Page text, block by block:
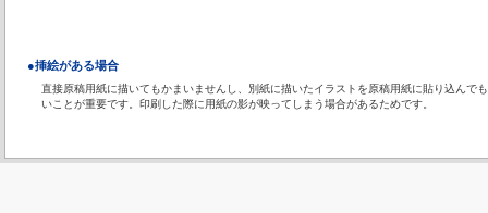
●挿絵がある場合
直接原稿用紙に描いてもかまいませんし、別紙に描いたイラストを原稿用紙に貼り込んで
いことが重要です。印刷した際に用紙の影が映ってしまう場合があるためです。